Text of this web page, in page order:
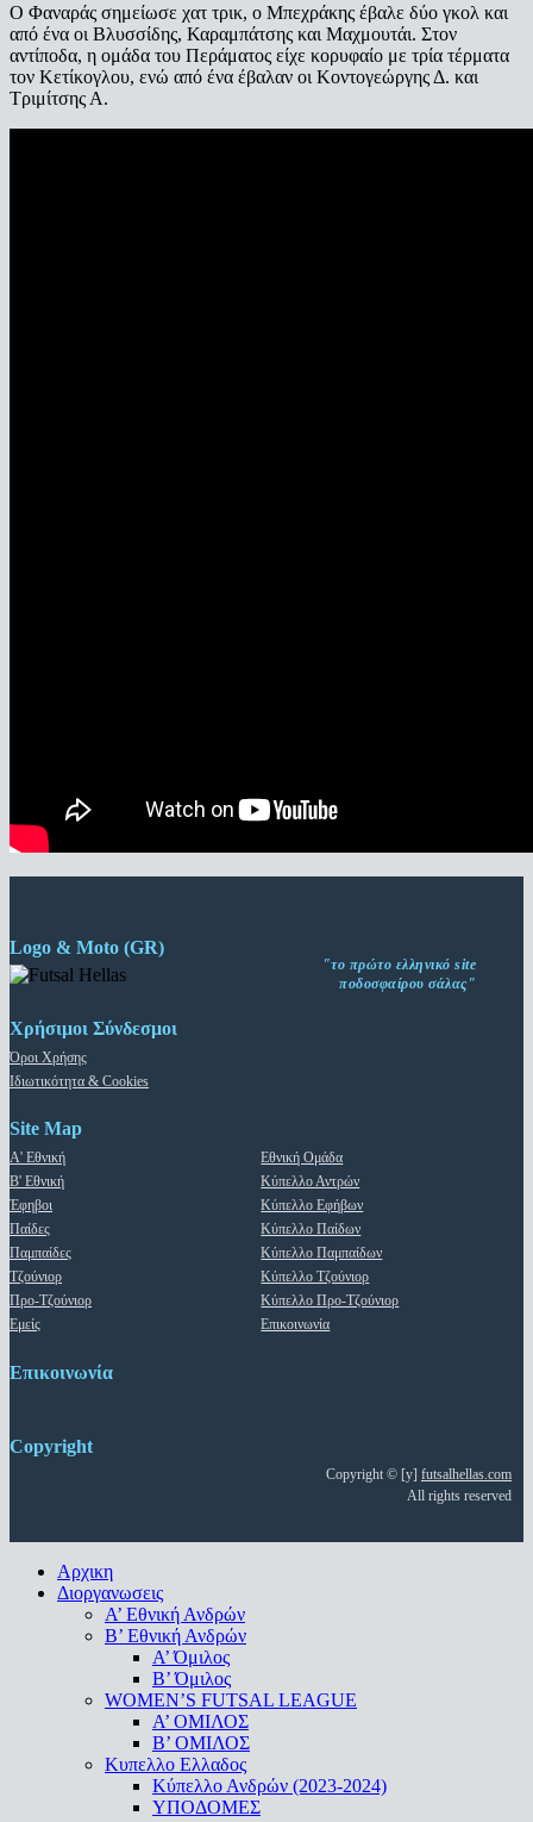
Ο Φαναράς σημείωσε χατ τρικ, ο Μπεχράκης έβαλε δύο γκολ και
από ένα οι Βλυσσίδης, Καραμπάτσης και Μαχμουτάι. Στον
αντίποδα, η ομάδα του Περάματος είχε κορυφαίο με τρία τέρματα
τον Κετίκογλου, ενώ από ένα έβαλαν οι Κοντογεώργης Δ. και
Τριμίτσης Α.
Logo & Moto (GR)
"το πρώτο ελληνικό site
ποδοσφαίρου σάλας"
Χρήσιμοι Σύνδεσμοι
Όροι Χρήσης
Ιδιωτικότητα & Cookies
Site Map
Α' Εθνική
Β' Εθνική
Έφηβοι
Παίδες
Παμπαίδες
Τζούνιορ
Προ-Τζούνιορ
Εμείς
Εθνική Ομάδα
Κύπελλο Αντρών
Κύπελλο Εφήβων
Κύπελλο Παίδων
Κύπελλο Παμπαίδων
Κύπελλο Τζούνιορ
Κύπελλο Προ-Τζούνιορ
Επικοινωνία
Επικοινωνία
Copyright
Copyright © [y] futsalhellas.com
All rights reserved
Close
Menu
Αρχικη
Διοργανωσεις
Α’ Εθνική Ανδρών
Β’ Εθνική Ανδρών
A’ Όμιλος
Β’ Όμιλος
WOMEN’S FUTSAL LEAGUE
A’ ΟΜΙΛΟΣ
Β’ ΟΜΙΛΟΣ
Κυπελλο Ελλαδος
Κύπελλο Ανδρών (2023-2024)
ΥΠΟΔΟΜΕΣ